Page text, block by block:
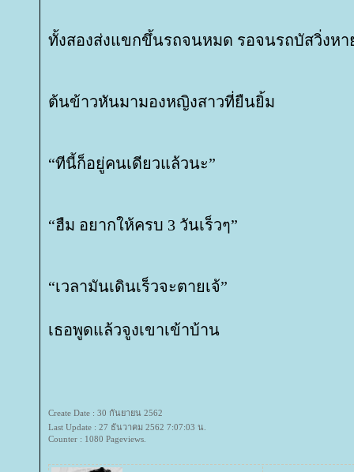
ทั้งสองส่งแขกขึ้นรถจนหมด รอจนรถบัสวิ่งหา
ต้นข้าวหันมามองหญิงสาวที่ยืนยิ้ม
“ทีนี้ก็อยู่คนเดียวแล้วนะ”
“ฮืม อยากให้ครบ 3 วันเร็วๆ”
“เวลามันเดินเร็วจะตายเจ้”
เธอพูดแล้วจูงเขาเข้าบ้าน
Create Date : 30 กันยายน 2562
Last Update : 27 ธันวาคม 2562 7:07:03 น.
Counter : 1080 Pageviews.